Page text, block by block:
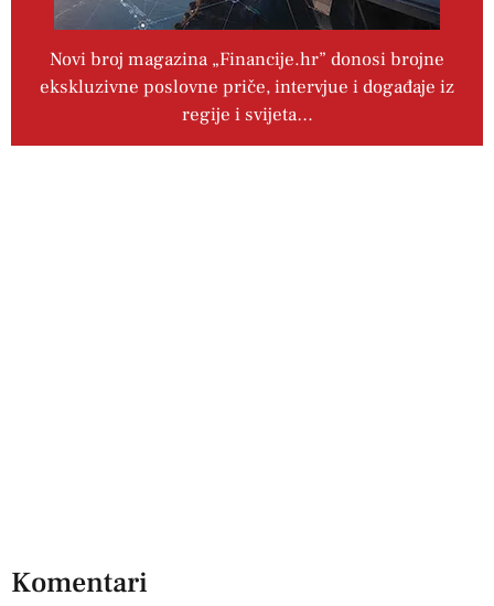
Novi broj magazina „Financije.hr” donosi brojne
ekskluzivne poslovne priče, intervjue i događaje iz
regije i svijeta…
Komentari